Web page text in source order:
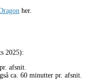
her.
2025):
afsnit.
ca. 60 minutter pr. afsnit.